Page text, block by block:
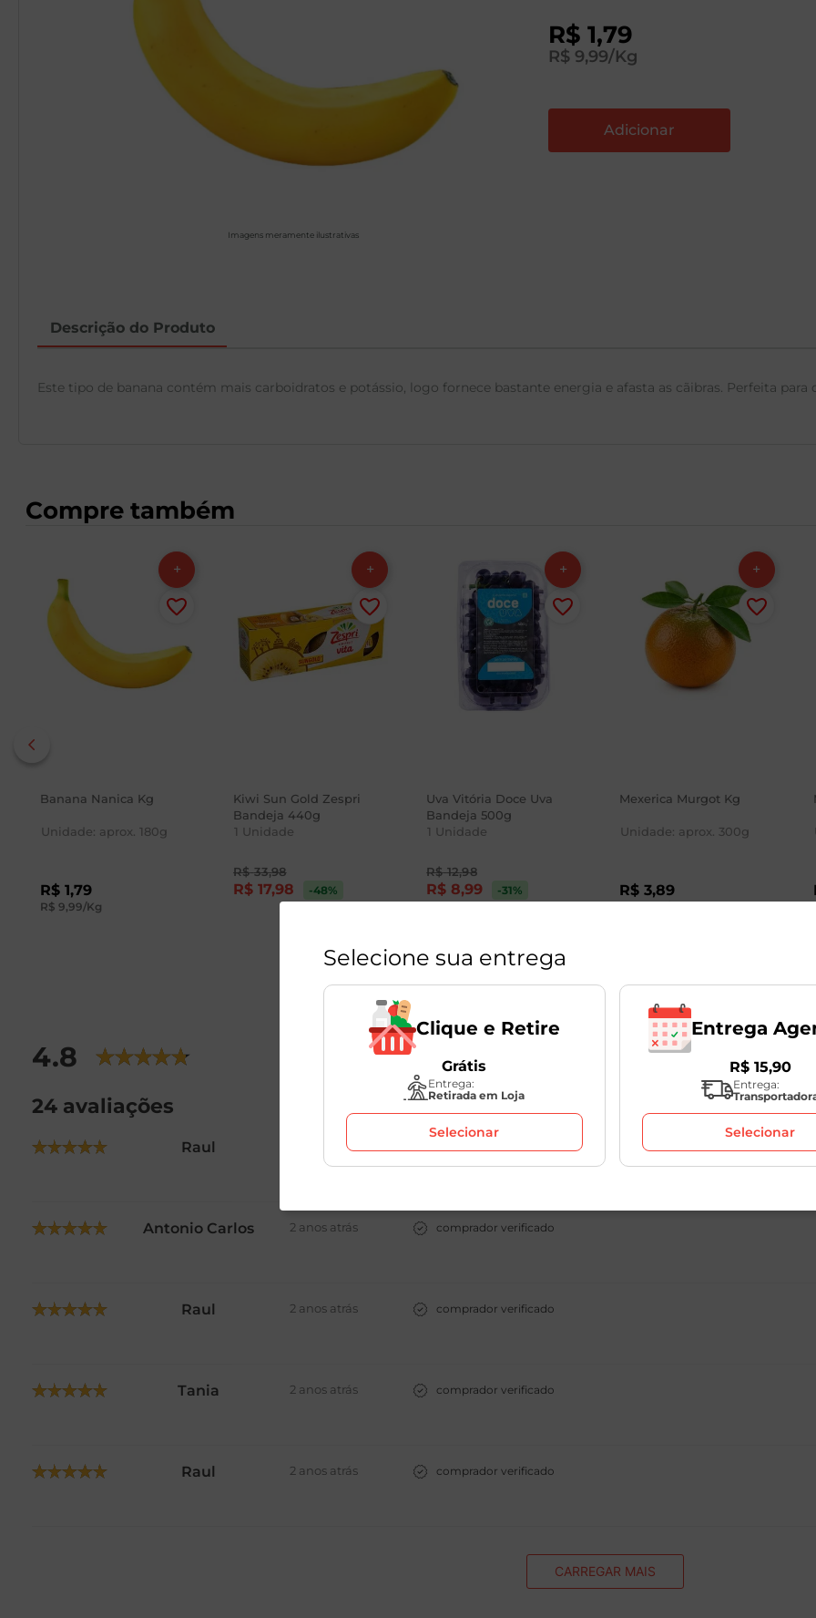
Imagens meramente ilustrativas
R$ 1,79
R$ 9,99/Kg
Descrição do Produto
Este tipo de banana contém mais carboidratos e potássio, logo fornece bastante energia e afasta as cãibras. Perfeita
Compre também
Banana Nanica Kg
Unidade: aprox. 180g
R$ 1,79
R$ 9,99/Kg
Kiwi Sun Gold Zespri
Bandeja 440g
1 Unidade
R$ 33,98
R$ 17,98 -48%
Uva Vitória Doce Uva
Bandeja 500g
1 Unidade
R$ 12,98
R$ 8,99 -31%
Mexerica Murgot Kg
Unidade: aprox. 300g
R$ 3,89
Avaliações
4.8
24 avaliações
Raul 2 anos atrás
Antonio Carlos 2 anos atrás comprador verificado
Raul 2 anos atrás comprador verificado
Tania 2 anos atrás comprador verificado
Raul 2 anos atrás comprador verificado
CARREGAR MAIS
Selecione sua entrega
Clique e Retire
Grátis
Entrega:
Retirada em Loja
Selecionar
Entrega
R$ 15,90
Entrega:
Selecionar